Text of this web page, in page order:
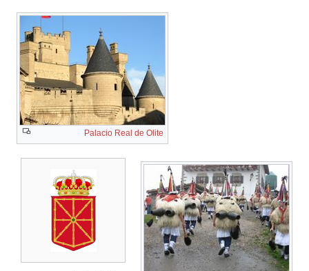
Palacio Real de Olite